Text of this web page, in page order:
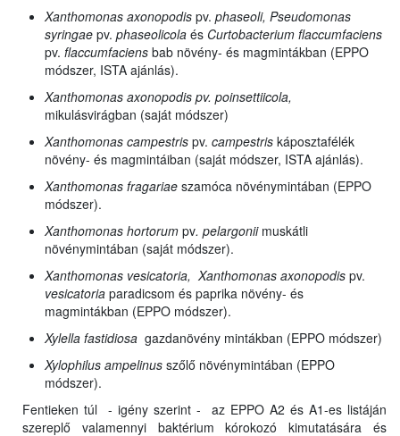
Xanthomonas axonopodis pv. phaseoli, Pseudomonas
syringae pv. phaseolicola és Curtobacterium flaccumfaciens
pv. flaccumfaciens bab növény- és magmintákban (EPPO
módszer, ISTA ajánlás).
Xanthomonas axonopodis pv. poinsettiicola,
mikulásvirágban (saját módszer)
Xanthomonas campestris pv. campestris káposztafélék
növény- és magmintáiban (saját módszer, ISTA ajánlás).
Xanthomonas fragariae szamóca növénymintában (EPPO
módszer).
Xanthomonas hortorum pv. pelargoniimuskátli
növénymintában (saját módszer).
Xanthomonas vesicatoria, Xanthomonas axonopodis pv.
vesicatoria paradicsom és paprika növény- és
magmintákban (EPPO módszer).
Xylella fastidiosa gazdanövény mintákban (EPPO módszer)
Xylophilus ampelinus szőlő növénymintában (EPPO
módszer).
Fentieken túl - igény szerint - az EPPO A2 és A1-es listáján
szereplő valamennyi baktérium kórokozó kimutatására és